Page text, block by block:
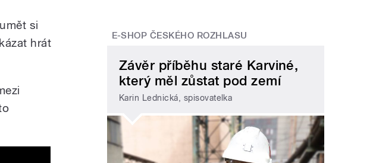
si
hrát
E-SHOP ČESKÉHO ROZHLASU
Závěr příběhu staré Karviné,
který měl zůstat pod zemí
Karin Lednická, spisovatelka